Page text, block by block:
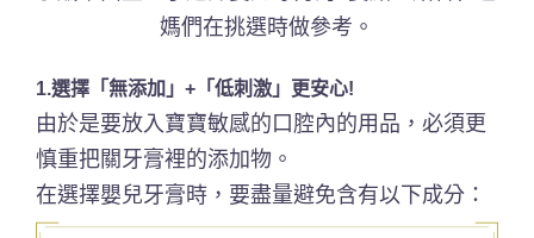
媽們在挑選時做參考。
1.選擇「無添加」+「低刺激」更安心!
由於是要放入寶寶敏感的口腔內的用品，必須更
慎重把關牙膏裡的添加物。
在選擇嬰兒牙膏時，要盡量避免含有以下成分：